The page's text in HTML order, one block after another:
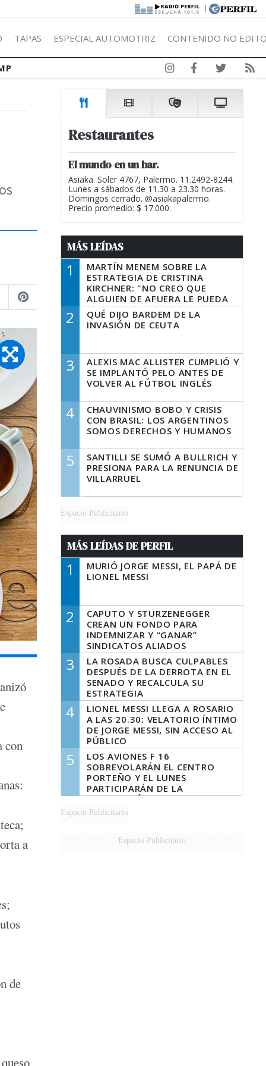
|
TAPAS ESPECIAL AUTOMOTRIZ CONTENIDO NO
con
a
de
Restaurantes
El mundo en un bar.
Asiaka. Soler 4767, Palermo. 11.2492-8244.
Lunes a sábados de 11.30 a 23.30 horas.
Domingos cerrado. @asiakapalermo.
Precio promedio: $ 17.000.
MÁS LEÍDAS
1
MARTÍN MENEM SOBRE LA
ESTRATEGIA DE CRISTINA
KIRCHNER: "NO CREO QUE
ALGUIEN DE AFUERA LE PUEDA
DECIR A LA JUSTICIA LO QUE
TIENE QUE HACER"
2
QUÉ DIJO BARDEM DE LA
INVASIÓN DE CEUTA
3
ALEXIS MAC ALLISTER CUMPLIÓ Y
SE IMPLANTÓ PELO ANTES DE
VOLVER AL FÚTBOL INGLÉS
4
CHAUVINISMO BOBO Y CRISIS
CON BRASIL: LOS ARGENTINOS
SOMOS DERECHOS Y HUMANOS
5
SANTILLI SE SUMÓ A BULLRICH Y
PRESIONA PARA LA RENUNCIA DE
VILLARRUEL
Espacio Publicitario
MÁS LEÍDAS DE PERFIL
1
MURIÓ JORGE MESSI, EL PAPÁ DE
LIONEL MESSI
2
CAPUTO Y STURZENEGGER
CREAN UN FONDO PARA
INDEMNIZAR Y “GANAR”
SINDICATOS ALIADOS
3
LA ROSADA BUSCA CULPABLES
DESPUÉS DE LA DERROTA EN EL
SENADO Y RECALCULA SU
ESTRATEGIA
4
LIONEL MESSI LLEGA A ROSARIO
A LAS 20.30: VELATORIO ÍNTIMO
DE JORGE MESSI, SIN ACCESO AL
PÚBLICO
5
LOS AVIONES F 16
SOBREVOLARÁN EL CENTRO
PORTEÑO Y EL LUNES
PARTICIPARÁN DE LA
CELEBRACIÓN DE LA FUERZA
AÉREA
Espacio Publicitario
Espacio Publicitario